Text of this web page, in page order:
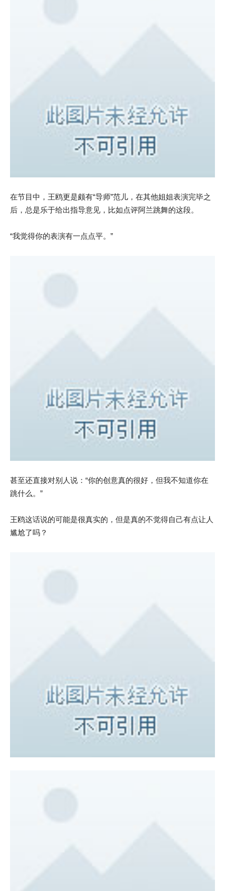
在节目中，王鸥更是颇有“导师”范儿，在其他姐姐表演完毕之
后，总是乐于给出指导意见，比如点评阿兰跳舞的这段。
“我觉得你的表演有一点点平。”
甚至还直接对别人说：“你的创意真的很好，但我不知道你在
跳什么。”
王鸥这话说的可能是很真实的，但是真的不觉得自己有点让人
尴尬了吗？